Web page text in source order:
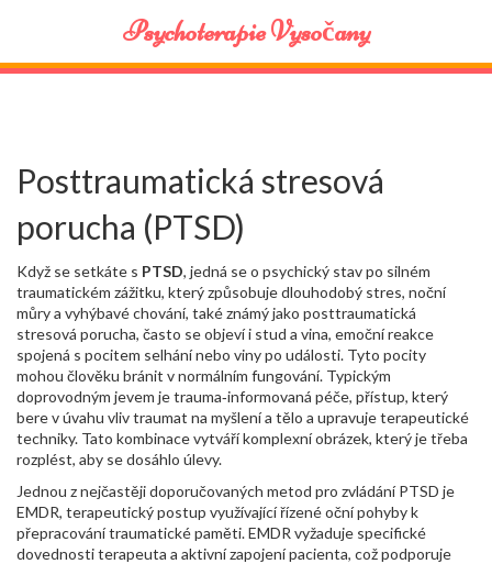
Psychoterapie Vysočany
Posttraumatická stresová
porucha (PTSD)
Když se setkáte s PTSD, jedná se o psychický stav po silném
traumatickém zážitku, který způsobuje dlouhodobý stres, noční
můry a vyhýbavé chování, také známý jako posttraumatická
stresová porucha, často se objeví i stud a vina, emoční reakce
spojená s pocitem selhání nebo viny po události. Tyto pocity
mohou člověku bránit v normálním fungování. Typickým
doprovodným jevem jetrauma‑informovaná péče, přístup, který
bere v úvahu vliv traumat na myšlení a tělo a upravuje terapeutické
techniky. Tato kombinace vytváří komplexní obrázek, který je třeba
rozplést, aby se dosáhlo úlevy.
Jednou z nejčastěji doporučovaných metod pro zvládání PTSD je
EMDR, terapeutický postup využívající řízené oční pohyby k
přepracování traumatické paměti. EMDR vyžaduje specifické
dovednosti terapeuta a aktivní zapojení pacienta, což podporuje